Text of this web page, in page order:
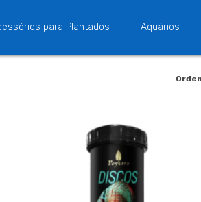
para Plantados Aquários